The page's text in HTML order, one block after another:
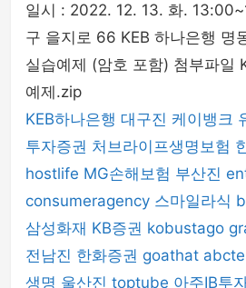
일시 : 2022. 12. 13. 화.
구 을지로 66 KEB 하나은행 명
실습예제 (암호 포함) 첨부파일
예제.zip
KEB하나은행 대구진 케이뱅크
투자증권 처브라이프생명보험
hostlife MG손해보험 부산진
consumeragency 스마일라식
삼성화재 KB증권 kobustago
전남진 한화증권 goathat
생명 울산진 toptube 아주IB투